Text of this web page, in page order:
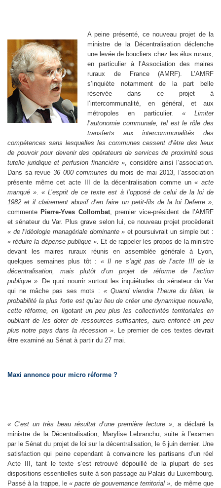
A peine présenté, ce nouveau projet de la
ministre de la Décentralisation déclenche
une levée de boucliers chez les élus ruraux,
en particulier à l’Association des maires
ruraux de France (AMRF). L’AMRF
s’inquiète notamment de la part belle
réservée dans ce projet à
l’intercommunalité, en général, et aux
métropoles en particulier. « Limiter
l’autonomie communale, tel est le rôle des
transferts aux intercommunalités des
compétences sans lesquelles les communes cessent d’être des lieux
de pouvoir pour devenir des opérateurs de services de proximité sous
tutelle juridique et perfusion financière », considère ainsi l’association.
Dans sa revue 36 000 communes du mois de mai 2013, l’association
présente même cet acte III de la décentralisation comme un« acte
manqué ».« L’esprit de ce texte est à l’opposé de celui de la loi de
1982 et il clairement abusif d’en faire un petit-fils de la loi Deferre »,
commente Pierre-Yves Collombat, premier vice-président de l’AMRF
et sénateur du Var. Plus grave selon lui, ce nouveau projet procèderait
« de l’idéologie managériale dominante » et poursuivrait un simple but :
« réduire la dépense publique ». Et de rappeler les propos de la ministre
devant les maires ruraux réunis en assemblée générale à Lyon,
quelques semaines plus tôt : « Il ne s’agit pas de l’acte III de la
décentralisation, mais plutôt d’un projet de réforme de l’action
publique ». De quoi nourrir surtout les inquiétudes du sénateur du Var
qui ne mâche pas ses mots :« Quand viendra l’heure du bilan, la
probabilité la plus forte est qu’au lieu de créer une dynamique nouvelle,
cette réforme, en ligotant un peu plus les collectivités territoriales en
oubliant de les doter de ressources suffisantes, aura enfoncé un peu
plus notre pays dans la récession ». Le premier de ces textes devrait
être examiné au Sénat à partir du 27 mai.
Maxi annonce pour micro réforme ?
« C’est un très beau résultat d’une première lecture », a déclaré la
ministre de la Décentralisation, Marylise Lebranchu, suite à l’examen
par le Sénat du projet de loi sur la décentralisation, le 6 juin dernier. Une
satisfaction qui peine cependant à convaincre les partisans d’un réel
Acte III, tant le texte s’est retrouvé dépouillé de la plupart de ses
dispositions essentielles suite à son passage au Palais du Luxembourg.
Passé à la trappe, le« pacte de gouvernance territorial », de même que